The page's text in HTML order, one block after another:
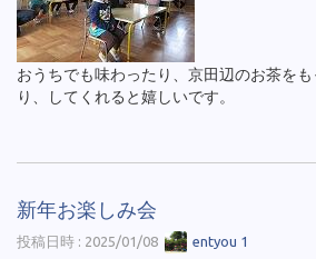
おうちでも味わったり、京田辺のお茶を
り、してくれると嬉しいです。
新年お楽しみ会
投稿日時 : 2025/01/08 entyou 1